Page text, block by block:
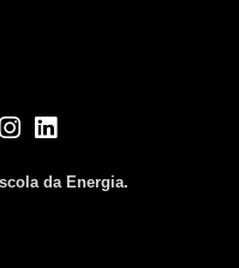
da Energia.